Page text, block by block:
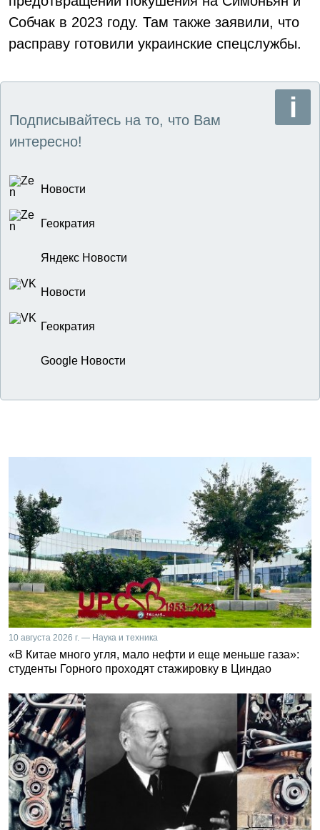
Собчак в 2023 году. Там также заявили, что
расправу готовили украинские спецслужбы.
Подписывайтесь на то, что Вам
интересно!
Новости
Геократия
Яндекс Новости
Новости
Геократия
Google Новости
10 августа 2026 г. — Наука и техника
«В Китае много угля, мало нефти и еще меньше газа»:
студенты Горного проходят стажировку в Циндао